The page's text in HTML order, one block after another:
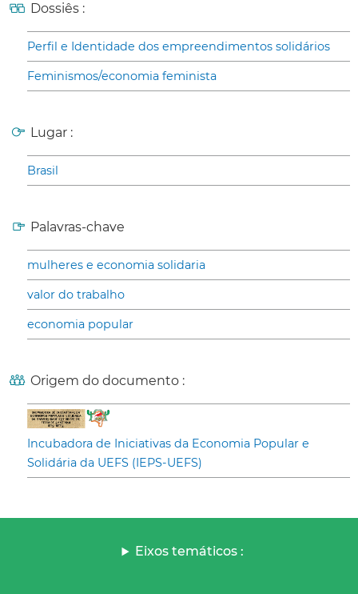
Dossiês :
Perfil e Identidade dos empreendimentos solidários
Feminismos/economia feminista
Lugar :
Brasil
Palavras-chave
mulheres e economia solidaria
valor do trabalho
economia popular
Origem do documento :
Incubadora de Iniciativas da Economia Popular e
Solidária da UEFS (IEPS-UEFS)
Eixos temáticos :